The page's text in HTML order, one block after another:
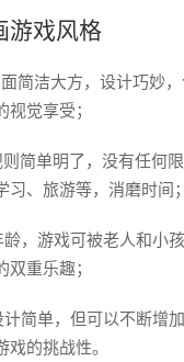
游戏风格
简洁大方，设计巧妙
觉享受；
简单明了，没有任何
、旅游等，消磨时间；
，游戏可被老人和小
重乐趣；
简单，但可以不断增
的挑战性。